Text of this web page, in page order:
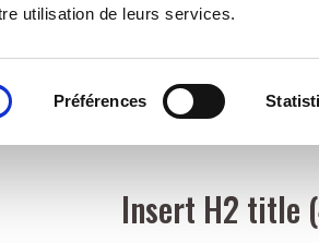
utilisation de leurs services.
Préférences
Insert H2 title